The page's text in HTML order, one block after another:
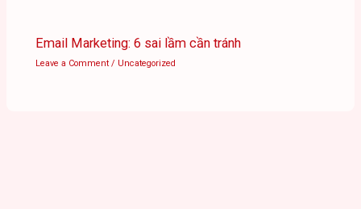
Email Marketing: 6 sai lầm cần tránh
Leave a Comment / Uncategorized